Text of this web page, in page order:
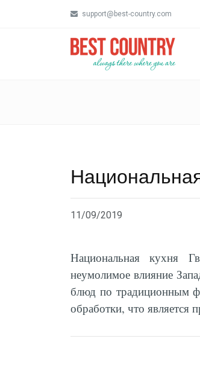
support@best-country.com
11/09/2019
Национальная кухня
неумолимое влияние
блюд по традиционным
обработки, что